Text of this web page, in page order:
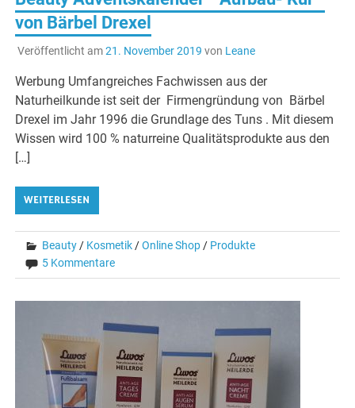
von Bärbel Drexel
Veröffentlicht am21. November 2019 von Leane
Werbung Umfangreiches Fachwissen aus der
Naturheilkunde ist seit der Firmengründung von Bärbel
Drexel im Jahr 1996 die Grundlage des Tuns . Mit diesem
Wissen wird 100 % naturreine Qualitätsprodukte aus den
[…]
WEITERLESEN
Beauty / Kosmetik /Online Shop / Produkte
5 Kommentare